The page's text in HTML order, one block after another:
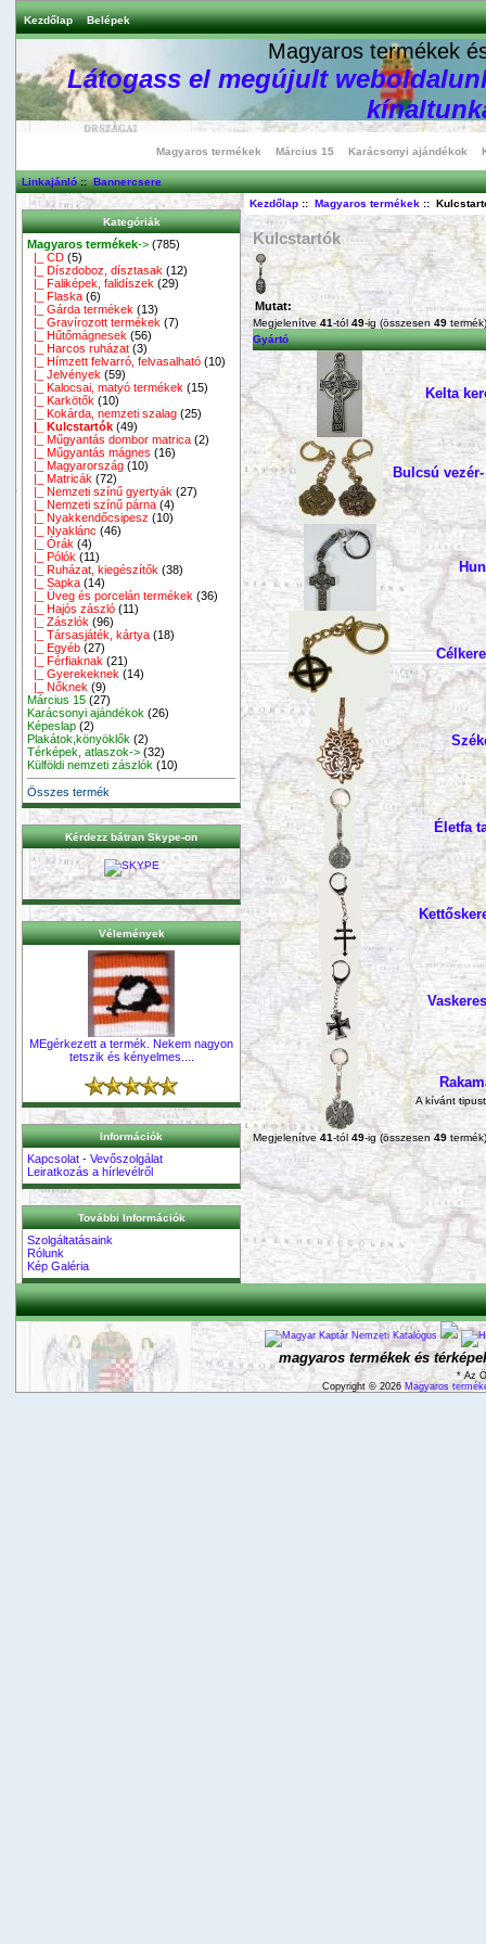
Kezdőlap Belépek
Magyaros termékek
Látogass el megújult
Magyaros termékek Március 15 Karácsonyi ajándékok
Linkajánló::Bannercsere
Kategóriák
Magyaros termékek-> (785)
|_ CD (5)
|_ Díszdoboz, dísztasak (12)
|_ Faliképek, falidíszek (29)
|_ Flaska (6)
|_ Gárda termékek (13)
|_ Gravírozott termékek (7)
|_ Hűtőmágnesek (56)
|_ Harcos ruházat (3)
|_ Hímzett felvarró, felvasalható (10)
|_ Jelvények (59)
|_ Kalocsai, matyó termékek (15)
|_ Karkötők (10)
|_ Kokárda, nemzeti szalag (25)
|_ Kulcstartók (49)
|_ Műgyantás dombor matrica (2)
|_ Műgyantás mágnes (16)
|_ Magyarország (10)
|_ Matricák (72)
|_ Nemzeti színű gyertyák (27)
|_ Nemzeti színű párna (4)
|_ Nyakkendőcsipesz (10)
|_ Nyaklánc (46)
|_ Órák (4)
|_ Pólók (11)
|_ Ruházat, kiegészítők (38)
|_ Sapka (14)
|_ Üveg és porcelán termékek (36)
|_ Hajós zászló (11)
|_ Zászlók (96)
|_ Társasjáték, kártya (18)
|_ Egyéb (27)
|_ Férfiaknak (21)
|_ Gyerekeknek (14)
|_ Nőknek (9)
Március 15 (27)
Karácsonyi ajándékok (26)
Képeslap (2)
Plakátok,könyöklők (2)
Térképek, atlaszok-> (32)
Külföldi nemzeti zászlók (10)
Összes termék
Kérdezz bátran Skype-on
Vélemények
MEgérkezett a termék. Nekem nagyon
tetszik és kényelmes....
Információk
Kapcsolat - Vevőszolgálat
Leiratkozás a hírlevélről
További Információk
Szolgáltatásaink
Rólunk
Kép Galéria
Kezdőlap:: Magyaros termékek::
Kulcstartók
Mutat:
Megjelenítve41-tól 49-ig (összesen 49 termék)
Gyártó
Kelta
Bulcsú
Életfa
A kívánt
Megjelenítve 41-tól 49-ig (összesen 49 termék)
magyaros termékek és
* Az
Copyright © 2026 Magyaros